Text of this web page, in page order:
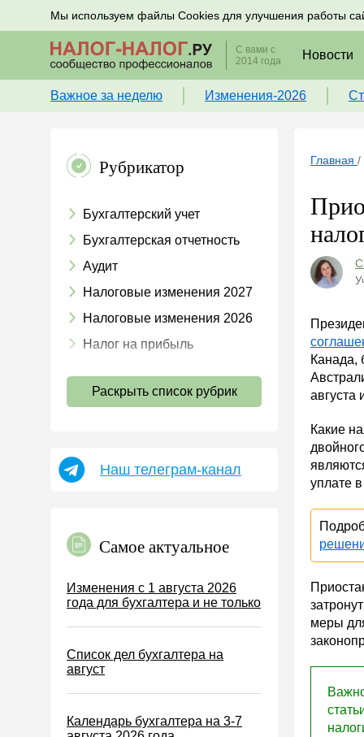
Мы используем файлы Cookies для улучшения работы
Подписывайтесь на новости по налогам, учету и
С вами с
2014 года
Новости
Важное за неделю Изменения-2026
Рубрикатор
Бухгалтерский учет
Бухгалтерская отчетность
Аудит
Налоговые изменения 2027
Налоговые изменения 2026
Налог на прибыль
Страховые взносы 2026
УСН
Земельный налог
Налог на рекламу
Торговый сбор
Туристический налог
Водный налог
Раскрыть список рубрик
Наш телеграм-канал
Самое актуальное
Изменения с 1 августа 2026
года для бухгалтера и не только
Список дел бухгалтера на
август
Календарь бухгалтера на 3-7
Главная /
Канада,
августа
Какие
уплате
меры